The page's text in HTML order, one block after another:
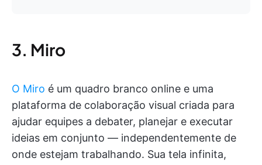
3. Miro
O Miro é um quadro branco online e uma
plataforma de colaboração visual criada para
ajudar equipes a debater, planejar e executar
ideias em conjunto — independentemente de
onde estejam trabalhando. Sua tela infinita,